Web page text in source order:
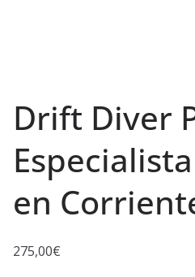
Drift Diver
en
275,00€